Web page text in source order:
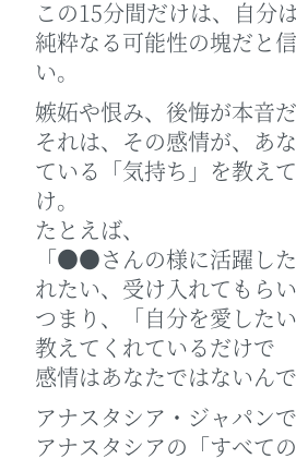
この15分間だけは、自分
純粋なる可能性の塊だと
い。
嫉妬や恨み、後悔が本音
それは、その感情が、あ
ている「気持ち」を教え
け。
たとえば、
「●●さんの様に活躍し
れたい、受け入れてもらい
つまり、「自分を愛した
教えてくれているだけで
感情はあなたではないんで
アナスタシア・ジャパンで
アナスタシアの「すべて